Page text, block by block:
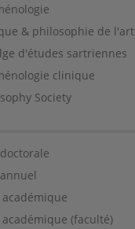
& philosophie de l'art
d'études sartriennes
clinique
Society
(faculté)